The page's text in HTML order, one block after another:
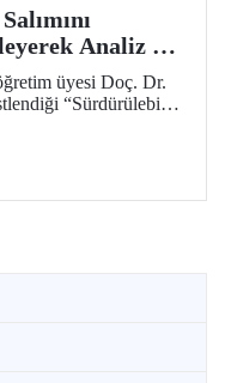
Analiz ve
Projeye
üyesi Doç. Dr.
“Sürdürülebilir
UV Maruziyeti